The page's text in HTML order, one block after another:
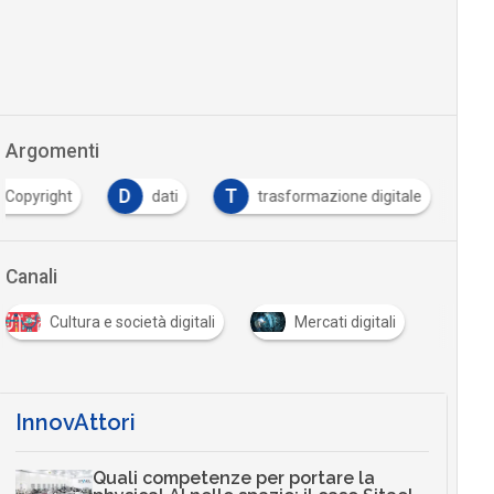
Argomenti
Copyright D dati T trasformazione digitale
Canali
Cultura e società digitali Mercati digitali
InnovAttori
Quali competenze per portare la